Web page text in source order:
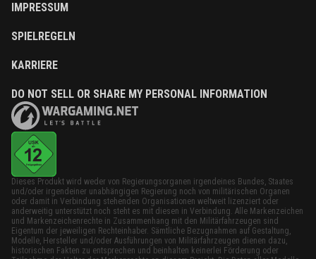
IMPRESSUM
SPIELREGELN
KARRIERE
DO NOT SELL OR SHARE MY PERSONAL INFORMATION
Dieses Produkt wird weder von Regierungsorganen irgendeines Bundes, Staates
und/oder irgendeiner unabhängigen Regierung noch von militärischen Organen
oder damit in Verbindung stehenden Organisationen weltweit lizenziert oder
anderweitig unterstützt noch steht es mit diesen in Verbindung. Alle Markenzeichen
und Markenzeichenrechte in Zusammenhang mit den Militärfahrzeugen sind
Eigentum der jeweiligen Rechteinhaber. Sämtliche Bezugnahmen auf Gestaltung,
Modelle, Hersteller und/oder Ausführungen von Militärfahrzeugen dienen dazu,
historischen Fakten zu entsprechen und beinhalten keinerlei Förderung oder